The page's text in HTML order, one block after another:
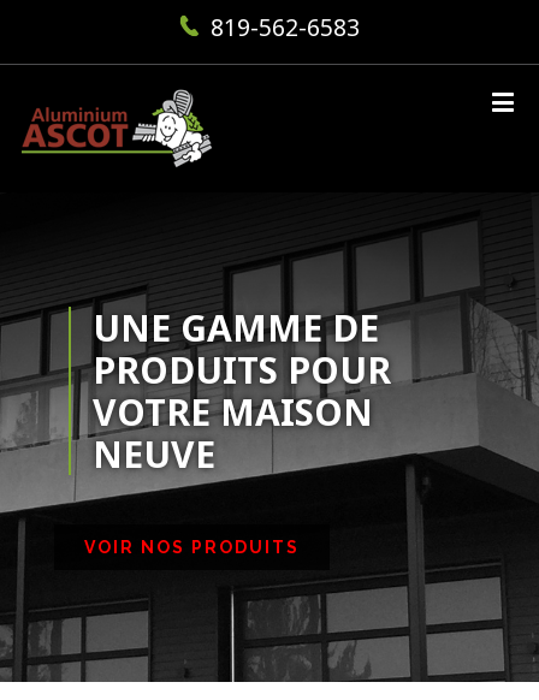
819-562-6583
VOIR NOS PRODUITS